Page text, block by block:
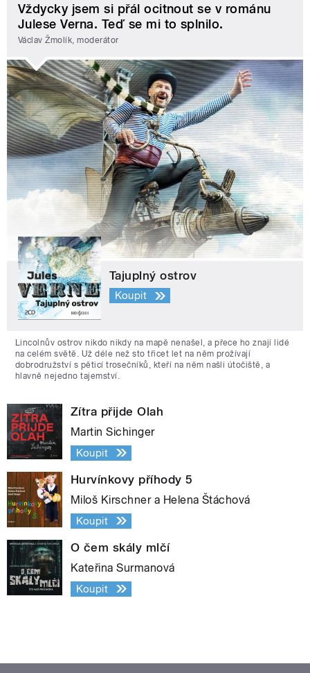
Vždycky jsem si přál ocitnout se v románu
Julese Verna. Teď se mi to splnilo.
Václav Žmolík, moderátor
Tajuplný ostrov
Koupit
Lincolnův ostrov nikdo nikdy na mapě nenašel, a přece ho znají lidé
na celém světě. Už déle než sto třicet let na něm prožívají
dobrodružství s pěticí trosečníků, kteří na něm našli útočiště, a
hlavně nejedno tajemství.
Zítra přijde Olah
Martin Sichinger
Koupit
Hurvínkovy příhody 5
Miloš Kirschner a Helena Štáchová
Koupit
O čem skály mlčí
Kateřina Surmanová
Koupit